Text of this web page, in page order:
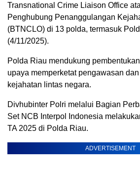
Transnational Crime Liaison Office
Penghubung Penanggulangan
(BTNCLO) di 13 polda, termasuk
(4/11/2025).
Polda Riau mendukung
upaya memperketat pengawasan
kejahatan lintas negara.
Divhubinter Polri melalui Bagian
Set NCB Interpol Indonesia
TA 2025 di Polda Riau.
ADVERTISEMENT